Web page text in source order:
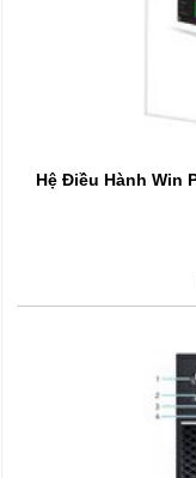
Hệ Điều Hành Win